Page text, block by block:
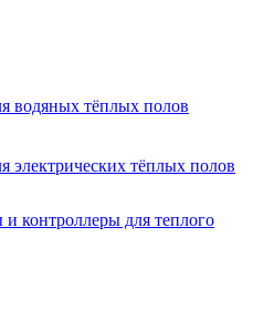
водяных тёплых полов
электрических тёплых полов
и контроллеры для теплого